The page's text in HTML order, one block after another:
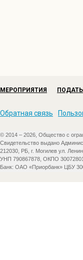
МЕРОПРИЯТИЯ
Обратная связь
© 2014 – 2026, Общество с
Свидетельство выдано
212030, РБ, г. Могилев ул.
УНП 790867878, ОКПО
Банк: ОАО «Приорбанк» ЦБУ